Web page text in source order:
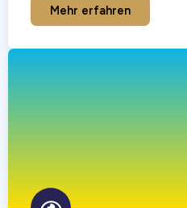
Mehr erfahren